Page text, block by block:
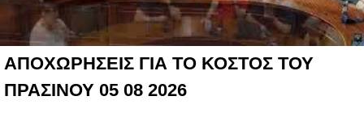
ΑΠΟΧΩΡΗΣΕΙΣ ΓΙΑ ΤΟ ΚΟΣΤΟΣ ΤΟΥ
ΠΡΑΣΙΝΟΥ 05 08 2026